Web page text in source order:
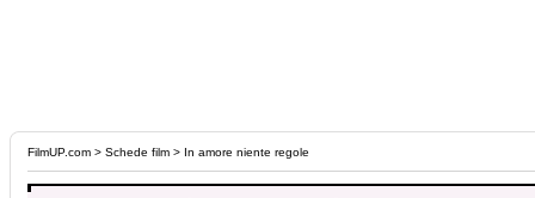
FilmUP.com > Schede film > In amore niente regole